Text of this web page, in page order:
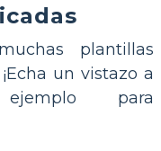
plantillas
un vistazo a
para